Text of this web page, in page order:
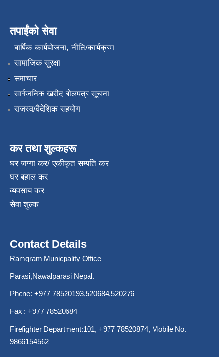
तपाईंको सेवा
बार्षिक कार्ययोजना, नीति/कार्यक्रम
सामाजिक सुरक्षा
समाचार
सार्वजनिक खरीद बोलपत्र सूचना
राजस्व/वैदेशिक सहयोग
कर तथा शुल्कहरू
घर जग्गा कर/ एकीकृत सम्पति कर
घर बहाल कर
व्यवसाय कर
सेवा शुल्क
Contact Details
Ramgram Municpality Office
Parasi,Nawalparasi Nepal.
Phone: +977 78520193,520684,520276
Fax : +977 78520684
Firefighter Department:101, +977 78520874, Mobile No.
9866154562